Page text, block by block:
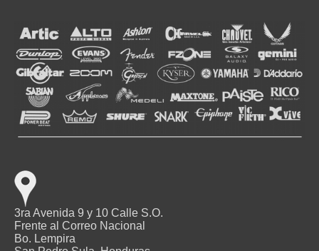
3ra Avenida 9 y 10 Calle S.O.
Frente al Correo Nacional
Bo. Lempira